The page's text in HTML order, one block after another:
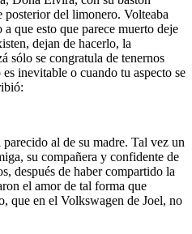
posterior del limonero. Volteaba
que esto que parece muerto deje
dejan de hacerlo, la
sólo se congratula de tenernos
inevitable o cuando tu aspecto se
al de su madre. Tal vez un
su compañera y confidente de
después de haber compartido la
el amor de tal forma que
que en el Volkswagen de Joel, no